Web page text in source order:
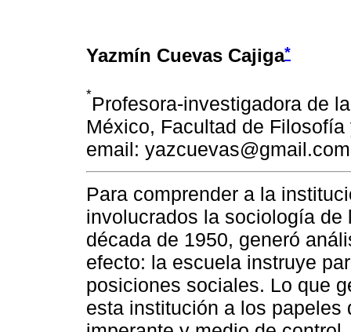
Yazmín Cuevas Cajiga*
*Profesora-investigadora de
México, Facultad de
email: yazcuevas@gmail.com
Para comprender a la
involucrados la sociología
década de 1950, generó
efecto: la escuela instruye
posiciones sociales. Lo que
esta institución a los papeles